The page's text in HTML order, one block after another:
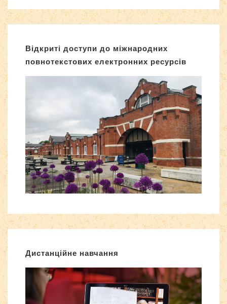
Відкриті доступи до міжнародних
повнотекстових електронних ресурсів
Дистанційне навчання